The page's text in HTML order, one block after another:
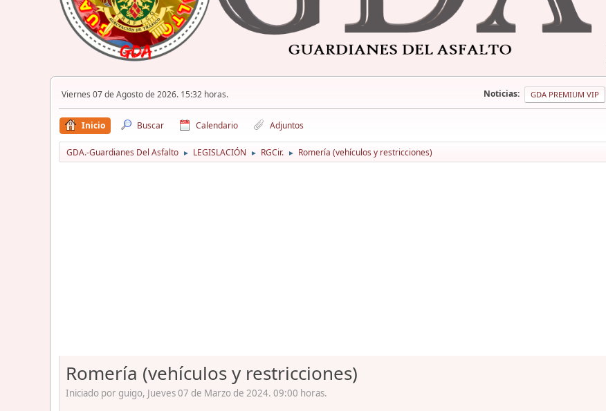
Viernes 07 de Agosto de 2026. 15:32 horas. Noticias: GDA PREMIUM VIP
Inicio Buscar Calendario Adjuntos
GDA.-Guardianes Del Asfalto ► LEGISLACIÓN ► RGCir. ► Romería (vehículos y restricciones)
Romería (vehículos y restricciones)
Iniciado por guigo, Jueves 07 de Marzo de 2024. 09:00 horas.